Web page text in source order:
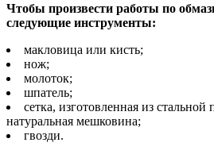
Чтобы произвести работы по
следующие инструменты:
макловица или кисть;
нож;
молоток;
шпатель;
сетка, изготовленная из
натуральная мешковина;
гвозди.